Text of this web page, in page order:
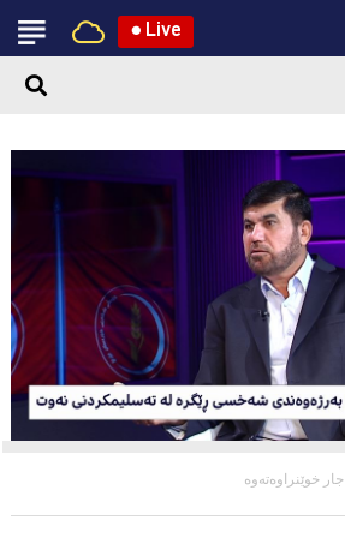
● Live